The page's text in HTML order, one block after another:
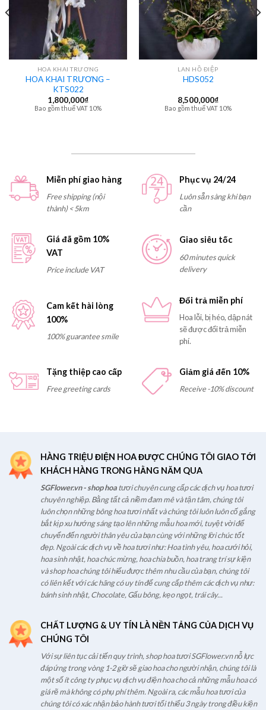
HOA KHAI TRƯƠNG
HOA KHAI TRƯƠNG –
KTS022
1,800,000₫
Bao gồm thuế VAT 10%
LAN HỒ ĐIỆP
HDS052
8,500,000₫
Bao gồm thuế VAT 10%
Miễn phí giao hàng
Free shipping (nội
thành) < 5km
Phục vụ 24/24
Luôn sẵn sàng khi bạn
cần
Giá đã gồm 10%
VAT
Price include VAT
Giao siêu tốc
60 minutes quick
delivery
Cam kết hài lòng
100%
100% guarantee smile
Đổi trả miễn phí
Hoa lỗi, bị héo, dập nát
sẽ được đổi trả miễn
phí.
Tặng thiệp cao cấp
Free greeting cards
Giảm giá đến 10%
Receive -10% discount
HÀNG TRIỆU ĐIỆN HOA ĐƯỢC CHÚNG TÔI GIAO TỚI
KHÁCH HÀNG TRONG HẰNG NĂM QUA
SGFlower.vn - shop hoatươi chuyên cung cấp các dịch vụ hoa tươi
chuyên nghiệp. Bằng tất cả niềm đam mê và tận tâm, chúng tôi
luôn chọn những bông hoa tươi nhất và chúng tôi luôn luôn cố gắng
bắt kịp xu hướng sáng tạo lên những mẫu hoa mới, tuyệt vời để
chuyển đến người thân yêu của bạn cùng với những lời chúc tốt
đẹp. Ngoài các dịch vụ về hoa tươi như: Hoa tình yêu, hoa cưới hỏi,
hoa sinh nhật, hoa chúc mừng, hoa chia buồn, hoa trang trí sự kiện
và shop hoa chúng tôi hiểu được thêm nhu cầu của bạn, chúng tôi
có liên kết với các hãng có uy tín để cung cấp thêm các dịch vụ như:
bánh sinh nhật, Chocolate, Gấu bông, kẹo ngọt, trái cây...
CHẤT LƯỢNG & UY TÍN LÀ NỀN TẢNG CỦA DỊCH VỤ
CHÚNG TÔI
Với sự liên tục cải tiến quy trình, shop hoa tươi SGFlower.vn nỗ lực
đáp ứng trong vòng 1-2 giờ sẽ giao hoa cho người nhận, chúng tôi là
một số ít công ty phục vụ dịch vụ điện hoa cho cả những mẫu hoa có
giá rẽ mà không có phụ phí thêm. Ngoài ra, các mẫu hoa tươi của
chúng tôi có xác nhận bảo hành tươi tối thiểu 3 ngày trong điều kiện